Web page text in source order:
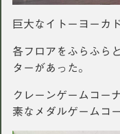
巨大なイトーヨーカ
各フロアをふらふら
ターがあった。
クレーンゲームコー
素なメダルゲームコ